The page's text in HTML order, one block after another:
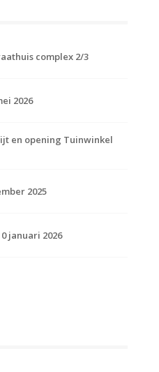
complex 2/3
2026
en opening Tuinwinkel
2025
januari 2026